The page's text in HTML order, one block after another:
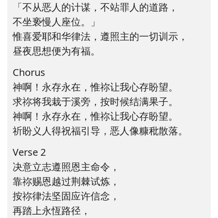
「不从恶人的计谋，不站罪人的道路，
不坐亵慢人座位。」
惟喜爱耶和华律法，遵照主的一切训示，
昼夜思想便为有福。
Chorus
神啊！永存永在，惟祢让我心存盼望。
求祢将我栽于溪旁，按时候结满果子。
神啊！永存永在，惟祢让我心存盼望。
祈盼义人得祝福引导，恶人像糠秕散落。
Verse 2
决意立志遵照恩主命令，
靠祢赐恩越过荆棘试炼，
按祢律法坚固应许信念，
再踏上永恆路径，